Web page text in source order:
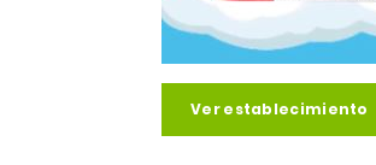
Ver establecimiento